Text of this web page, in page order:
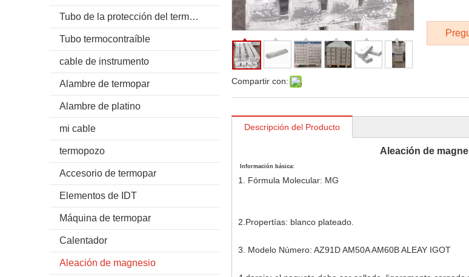
Tubo de la protección del termocople
Tubo termocontraíble
cable de instrumento
Alambre de termopar
Alambre de platino
mi cable
termopozo
Accesorio de termopar
Elementos de IDT
Máquina de termopar
Calentador
Aleación de magnesio
Compartir con:
Descripción del Producto
Aleación de
Información básica:
1. Fórmula Molecular: MG
2.Propertías: blanco plateado.
3. Modelo Número: AZ91D AM50A AM60B ALEAY IGOT